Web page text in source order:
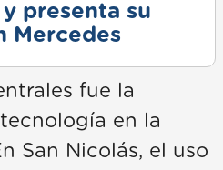
presenta su
Mercedes
fue la
en la
San Nicolás, el uso